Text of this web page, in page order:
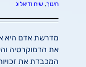
חינוך, שיח ודיאלוג
מדרשת אדם היא
את הדמוקרטיה
המכבדת את